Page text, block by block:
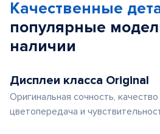
Качественные
популярные
наличии
Дисплеи класса Original
Оригинальная сочность,
цветопередача и